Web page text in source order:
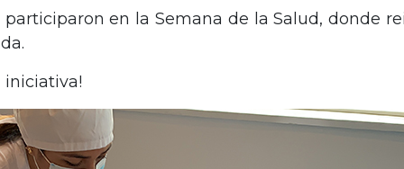
participaron en la Semana de la Salud, donde
iniciativa!